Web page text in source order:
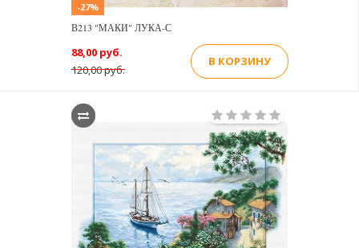
-27%
В213 "МАКИ" ЛУКА-С
120,00 руб.
88,00 руб.
В КОРЗИНУ